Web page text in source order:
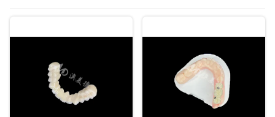
métallique